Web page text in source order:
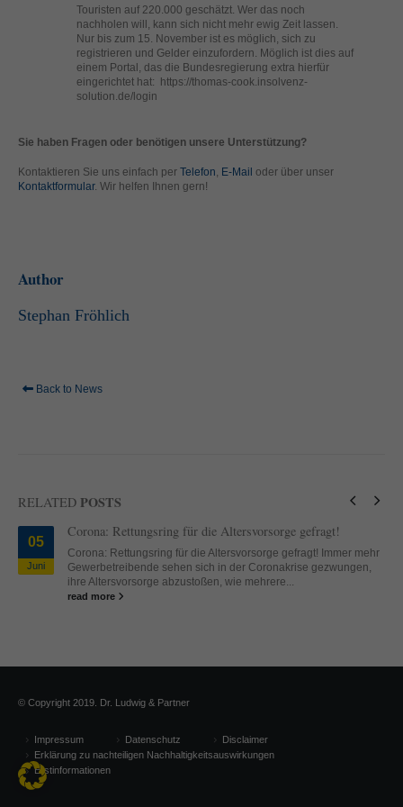
Touristen auf 220.000 geschätzt. Wer das noch
nachholen will, kann sich nicht mehr ewig Zeit lassen.
Nur bis zum 15. November ist es möglich, sich zu
registrieren und Gelder einzufordern. Möglich ist dies auf
einem Portal, das die Bundesregierung extra hierfür
eingerichtet hat: https://thomas-cook.insolvenz-
solution.de/login
Sie haben Fragen oder benötigen unsere Unterstützung?
Kontaktieren Sie uns einfach per Telefon, E-Mail oder über unser
Kontaktformular. Wir helfen Ihnen gern!
Author
Stephan Fröhlich
Back to News
RELATED POSTS
05
Juni
Corona: Rettungsring für die Altersvorsorge gefragt!
Corona: Rettungsring für die Altersvorsorge gefragt! Immer mehr
Gewerbetreibende sehen sich in der Coronakrise gezwungen,
ihre Altersvorsorge abzustoßen, wie mehrere...
read more
© Copyright 2019. Dr. Ludwig & Partner
Impressum Datenschutz
Disclaimer
Erklärung zu nachteiligen Nachhaltigkeitsauswirkungen
Erstinformationen
helfen, diese Website und Ihre Erfahrung zu verbessern.
Personenbezogene Daten können verarbeitet werden (z. B. IP-
Adressen), z. B. für personalisierte Anzeigen und Inhalte oder
Anzeigen- und Inhaltsmessung. Weitere Informationen über die
Verwendung Ihrer Daten finden Sie in unserer
Datenschutzerklärung.
weitere Informationen anzeigen lassen und so nur bestimmte
Alle akzeptieren
die einwandfreie Funktion der Website erforderlich.
powered by Borlabs Cookie